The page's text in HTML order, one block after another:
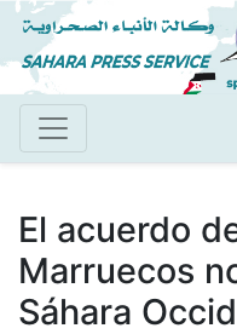
El acuerdo
Marruecos
Sáhara